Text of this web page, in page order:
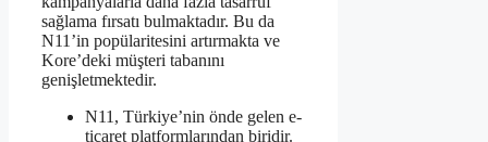
sağlama fırsatı bulmaktadır. Bu da
N11’in popülaritesini artırmakta ve
Kore’deki müşteri tabanını
genişletmektedir.
N11, Türkiye’nin önde gelen e-
ticaret platformlarından biridir.